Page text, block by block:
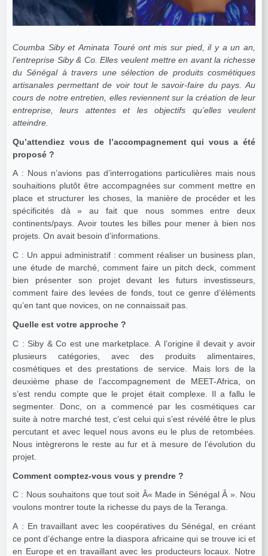
Coumba Siby et Aminata Touré ont mis sur pied, il y a un an,
l’entreprise Siby & Co. Elles veulent mettre en avant la richesse
du Sénégal à travers une sélection de produits cosmétiques
artisanales permettant de voir tout le savoir-faire du pays. Au
cours de notre entretien, elles reviennent sur la création de leur
entreprise, leurs attentes et les objectifs qu’elles veulent
atteindre.
Qu’attendiez vous de l’accompagnement qui vous a été
proposé ?
A : Nous n’avions pas d’interrogations particulières mais nous
souhaitions plutôt être accompagnées sur comment mettre en
place et structurer les choses, la manière de procéder et les
spécificités dà » au fait que nous sommes entre deux
continents/pays. Avoir toutes les billes pour mener à bien nos
projets. On avait besoin d’informations.
C : Un appui administratif : comment réaliser un business plan,
une étude de marché, comment faire un pitch deck, comment
bien présenter son projet devant les futurs investisseurs,
comment faire des levées de fonds, tout ce genre d’éléments
qu’en tant que novices, on ne connaissait pas.
Quelle est votre approche ?
C : Siby & Co est une marketplace. A l’origine il devait y avoir
plusieurs catégories, avec des produits alimentaires,
cosmétiques et des prestations de service. Mais lors de la
deuxième phase de l’accompagnement de MEET-Africa, on
s’est rendu compte que le projet était complexe. Il a fallu le
segmenter. Donc, on a commencé par les cosmétiques car
suite à notre marché test, c’est celui qui s’est révélé être le plus
percutant et avec lequel nous avons eu le plus de retombées.
Nous intègrerons le reste au fur et à mesure de l’évolution du
projet.
Comment comptez-vous vous y prendre ?
C : Nous souhaitons que tout soit Â« Made in Sénégal Â ». Nou
voulons montrer toute la richesse du pays de la Teranga.
A : En travaillant avec les coopératives du Sénégal, en créant
ce pont d’échange entre la diaspora africaine qui se trouve ici et
en Europe et en travaillant avec les producteurs locaux. Notre